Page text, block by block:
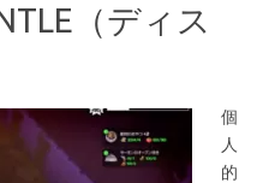
（ディス
個
人
的